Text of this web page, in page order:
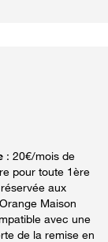
: 20€/mois de
pour toute 1ère
aux
Maison
avec une
de la remise en